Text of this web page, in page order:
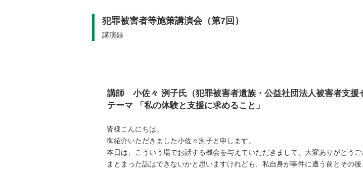
犯罪被害者等施策講演会（第7回）
講演録
講師 小佐々 洌子氏（犯罪被害者遺族・公益社団法人被害者支援
テーマ 「私の体験と支援に求めること」
皆様こんにちは。
御紹介いただきました小佐々洌子と申します。
本日は、こういう場でお話する機会を与えていただきまして、大変ありがとうご
まとまった話はできないかと思いますけれども、私自身が事件に遭う前とその後